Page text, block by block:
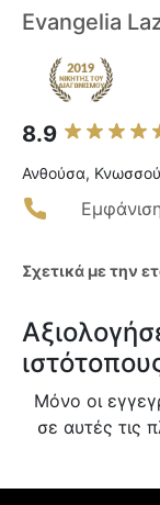
Evangelia
8.9
Ανθούσα,
Σχετικά με την
Μόνο οι
σε αυτές τις